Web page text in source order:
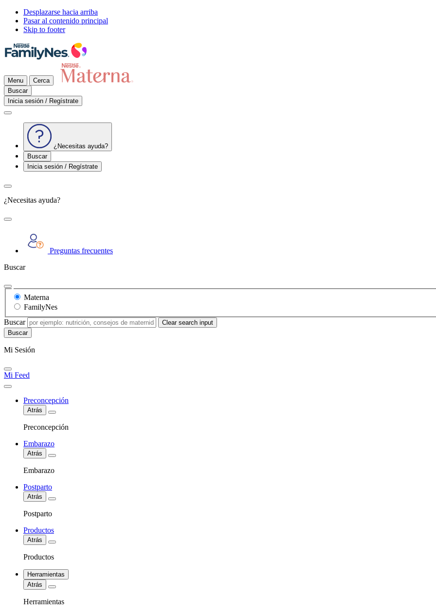
Desplazarse hacia arriba
Pasar al contenido principal
Skip to footer
Menu
Cerca
Buscar
Inicia sesión / Regístrate
¿Necesitas ayuda?
Buscar
Inicia sesión / Regístrate
¿Necesitas ayuda?
Preguntas frecuentes
Buscar
Materna
FamilyNes
Buscar
Clear search input
Mi Sesión
Mi Feed
Preconcepción
Atrás
Preconcepción
Embarazo
Atrás
Embarazo
Postparto
Atrás
Postparto
Productos
Atrás
Productos
Herramientas
Atrás
Herramientas